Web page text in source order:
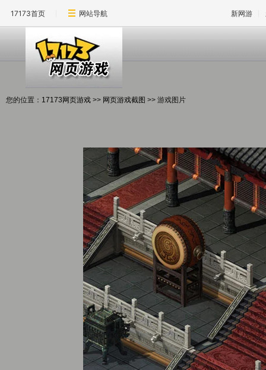
17173首页 网站导航 新网游
您的位置： 17173网页游戏 >> 网页游戏截图 >> 游戏图片